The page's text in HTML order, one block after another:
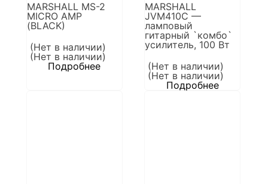
MARSHALL MS-2
MICRO AMP
(BLACK)
(Нет в наличии)
(Нет в наличии)
Подробнее
MARSHALL
JVM410C —
ламповый
гитарный `комбо`
усилитель, 100 Вт
(Нет в наличии)
(Нет в наличии)
Подробнее